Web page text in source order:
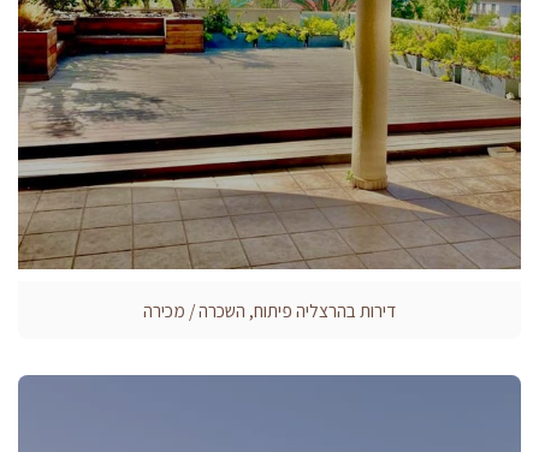
דירות בהרצליה פיתוח, השכרה / מכירה